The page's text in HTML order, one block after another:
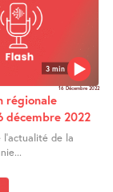
3 min
16 Décembre 2022
régionale
décembre 2022
l’actualité de la